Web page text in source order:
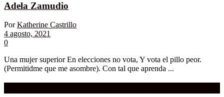
Adela Zamudio
Por Katherine Castrillo
4 agosto, 2021
0
Una mujer superior En elecciones no vota, Y vota el pillo peor.
(Permitidme que me asombre). Con tal que aprenda ...